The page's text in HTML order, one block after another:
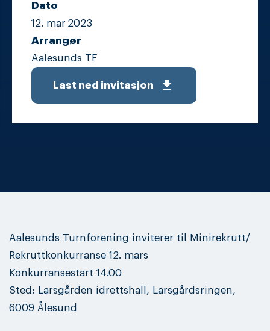
Dato
12. mar 2023
Arrangør
Aalesunds TF
Last ned invitasjon get_app
Aalesunds Turnforening inviterer til Minirekrutt/
Rekruttkonkurranse 12. mars
Konkurransestart 14.00
Sted: Larsgården idrettshall, Larsgårdsringen,
6009 Ålesund